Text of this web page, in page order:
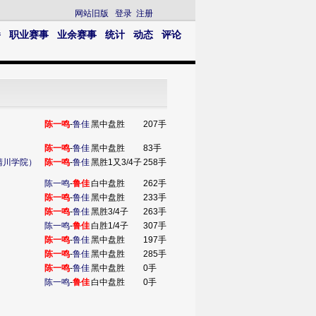
网站旧版 登录 注册
职业赛事 业余赛事 统计 动态
评论
陈一鸣-鲁佳黑中盘胜 207手
陈一鸣-鲁佳黑中盘胜
83手
学院） 陈一鸣-鲁佳黑胜1又3/4子258手
陈一鸣-鲁佳白中盘胜
262手
陈一鸣-鲁佳黑中盘胜
233手
陈一鸣-鲁佳黑胜3/4子
263手
陈一鸣-鲁佳白胜1/4子
307手
陈一鸣-鲁佳黑中盘胜
197手
陈一鸣-鲁佳黑中盘胜
285手
陈一鸣-鲁佳黑中盘胜
0手
陈一鸣-鲁佳白中盘胜 0手